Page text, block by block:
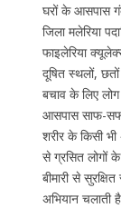
घरों के आसपास
जिला मलेरिया
फाइलेरिया
दूषित स्थलों,
बचाव के लिए
आसपास साफ-
शरीर के किसी
से ग्रसित लोगों
बीमारी से
अभियान चलाती